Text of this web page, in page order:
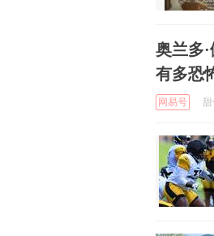
奥兰多
有多恐
网易号